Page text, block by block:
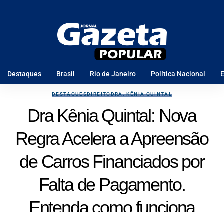
Destaques Brasil Rio de Janeiro Política Nacional
DESTAQUESDIREITODRA. KÊNIA QUINTAL
Dra Kênia Quintal: Nova
Regra Acelera a Apreensão
de Carros Financiados por
Falta de Pagamento.
Entenda como funciona